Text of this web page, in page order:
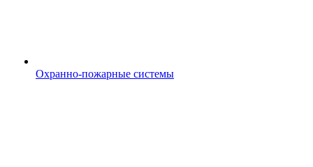
Охранно-пожарные системы